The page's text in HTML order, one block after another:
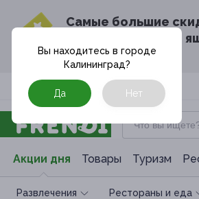
Cамые большие
в твоём почтовом
Москва
Акции дня Товары Туризм
Развлечения Рестораны и еда
Вы находитесь в городе
Калининград?
Да Нет